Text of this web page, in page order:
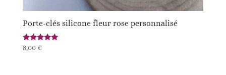
Porte-clés silicone fleur rose personnalisé
Note
5.00
8,00 €